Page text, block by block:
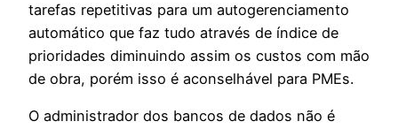
tarefas repetitivas para um autogerenciamento
automático que faz tudo através de índice de
prioridades diminuindo assim os custos com mão
de obra, porém isso é aconselhável para PMEs.
O administrador dos bancos de dados não é